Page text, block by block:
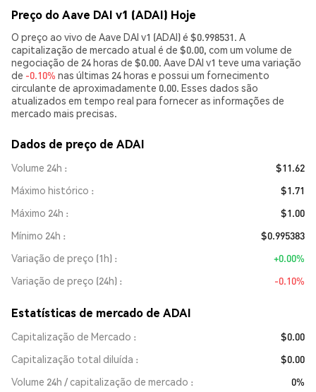
Preço do Aave DAI v1 (ADAI) Hoje
O preço ao vivo de Aave DAI v1 (ADAI) é $0.998531. A
capitalização de mercado atual é de $0.00, com um volume de
negociação de 24 horas de $0.00. Aave DAI v1 teve uma variação
de -0.10% nas últimas 24 horas e possui um fornecimento
circulante de aproximadamente 0.00. Esses dados são
atualizados em tempo real para fornecer as informações de
mercado mais precisas.
Dados de preço de ADAI
Volume 24h
$11.62
Máximo histórico
$1.71
Máximo 24h
$1.00
Mínimo 24h
$0.995383
Variação de preço (1h)
+0.00%
Variação de preço (24h)
-0.10%
Estatísticas de mercado de ADAI
Capitalização de Mercado
$0.00
Capitalização total diluída
$0.00
Volume 24h / capitalização de mercado
0%